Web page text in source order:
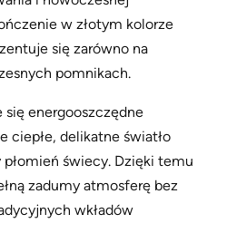
w złotym kolorze
się zarówno na
pomnikach.
się energooszczędne
ciepłe, delikatne światło
świecy. Dzięki temu
zadumy atmosferę bez
wkładów